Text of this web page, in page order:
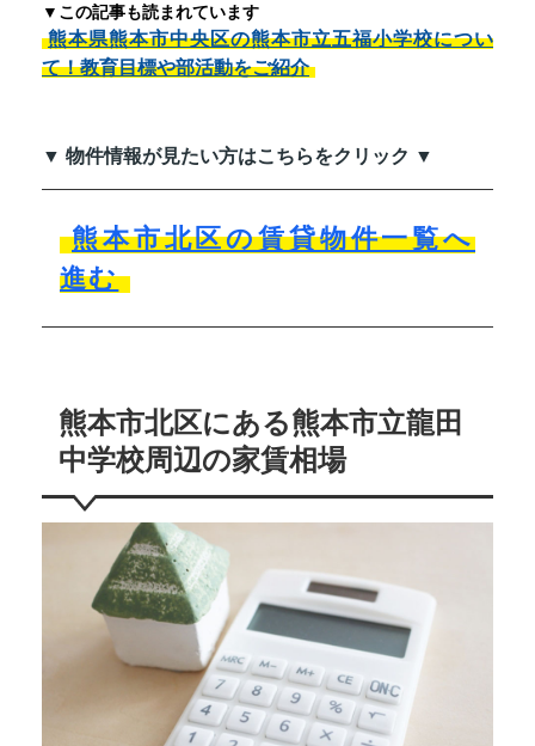
▼この記事も読まれています
熊本県熊本市中央区の熊本市立五福小学校につい
て！教育目標や部活動をご紹介
▼ 物件情報が見たい方はこちらをクリック ▼
熊本市北区の賃貸物件一覧へ
進む
熊本市北区にある熊本市立龍田
中学校周辺の家賃相場